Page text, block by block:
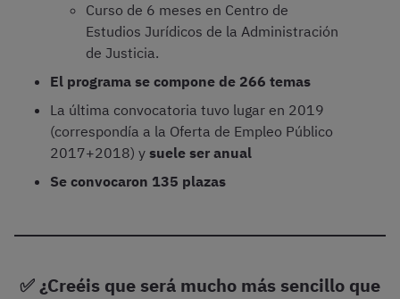
Curso de 6 meses en Centro de
Estudios Jurídicos de la Administración
de Justicia.
El programa se compone de 266 temas
La última convocatoria tuvo lugar en 2019
(correspondía a la Oferta de Empleo Público
2017+2018) y suele ser anual
Se convocaron 135 plazas
✅ ¿Creéis que será mucho más sencillo que